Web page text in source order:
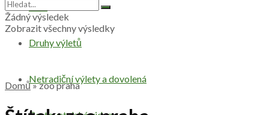
Svět
Druhy výletů
Netradiční výlety a dovolená
Žádný výsledek
Zobrazit všechny výsledky
Domů»zoo praha